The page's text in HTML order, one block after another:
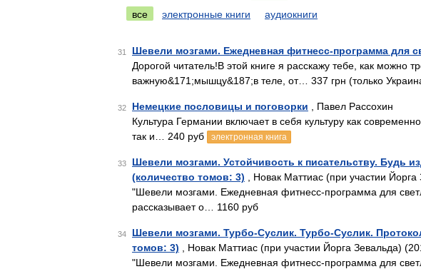
все
электронные книги аудиокниги
31 Шевели мозгами. Ежедневная фитнесс-программа для
Дорогой читатель!В этой книге я расскажу тебе, как можно
важную&171;мышцу&187;в теле, от… 337 грн (только
32 Немецкие пословицы и поговорки , Павел Рассохин
Культура Германии включает в себя культуру как
так и… 240 руб
электронная книга
33
Шевели мозгами. Устойчивость к писательству. Будь
(количество томов: 3) , Новак Маттиас (при участии
"Шевели мозгами. Ежедневная фитнесс-программа для
рассказывает о… 1160 руб
34
Шевели мозгами. Турбо-Суслик. Турбо-Суслик.
томов: 3) , Новак Маттиас (при участии Йорга Зевальда)
"Шевели мозгами. Ежедневная фитнесс-программа для